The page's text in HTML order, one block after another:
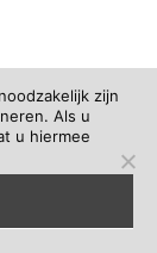
zijn
Als u
u hiermee